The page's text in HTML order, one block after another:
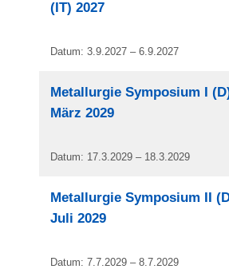
(IT) 2027
Datum: 3.9.2027 – 6.9.2027
Metallurgie Symposium I
März 2029
Datum: 17.3.2029 – 18.3.2029
Metallurgie Symposium II
Juli 2029
Datum: 7.7.2029 – 8.7.2029